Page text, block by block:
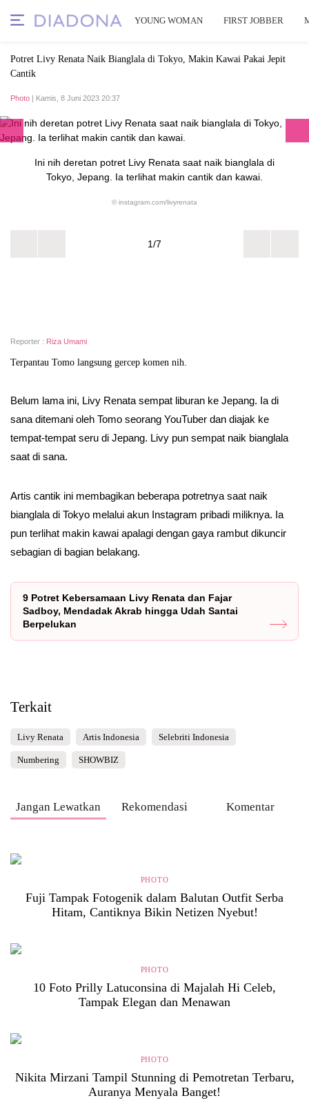
YOUNG WOMAN FIRST JOBBER
Potret Livy Renata Naik Bianglala di Tokyo, Makin Kawai Pakai Jepit
Cantik
Photo | Kamis, 8 Juni 2023 20:37
Ini nih deretan potret Livy Renata saat naik bianglala di
Tokyo, Jepang. Ia terlihat makin cantik dan kawai.
© instagram.com/livyrenata
1/7
Reporter : Riza Umami
Terpantau Tomo langsung gercep komen nih.
Belum lama ini, Livy Renata sempat liburan ke Jepang. Ia di
sana ditemani oleh Tomo seorang YouTuber dan diajak ke
tempat-tempat seru di Jepang. Livy pun sempat naik bianglala
saat di sana.
Artis cantik ini membagikan beberapa potretnya saat naik
bianglala di Tokyo melalui akun Instagram pribadi miliknya. Ia
pun terlihat makin kawai apalagi dengan gaya rambut dikuncir
sebagian di bagian belakang.
9 Potret Kebersamaan Livy Renata dan Fajar
Sadboy, Mendadak Akrab hingga Udah Santai
Berpelukan
Terkait
Livy Renata Artis Indonesia Selebriti Indonesia
Numbering SHOWBIZ
Jangan Lewatkan Rekomendasi Komentar
PHOTO
Fuji Tampak Fotogenik dalam Balutan Outfit Serba
Hitam, Cantiknya Bikin Netizen Nyebut!
PHOTO
10 Foto Prilly Latuconsina di Majalah Hi Celeb,
Tampak Elegan dan Menawan
PHOTO
Nikita Mirzani Tampil Stunning di Pemotretan Terbaru,
Auranya Menyala Banget!